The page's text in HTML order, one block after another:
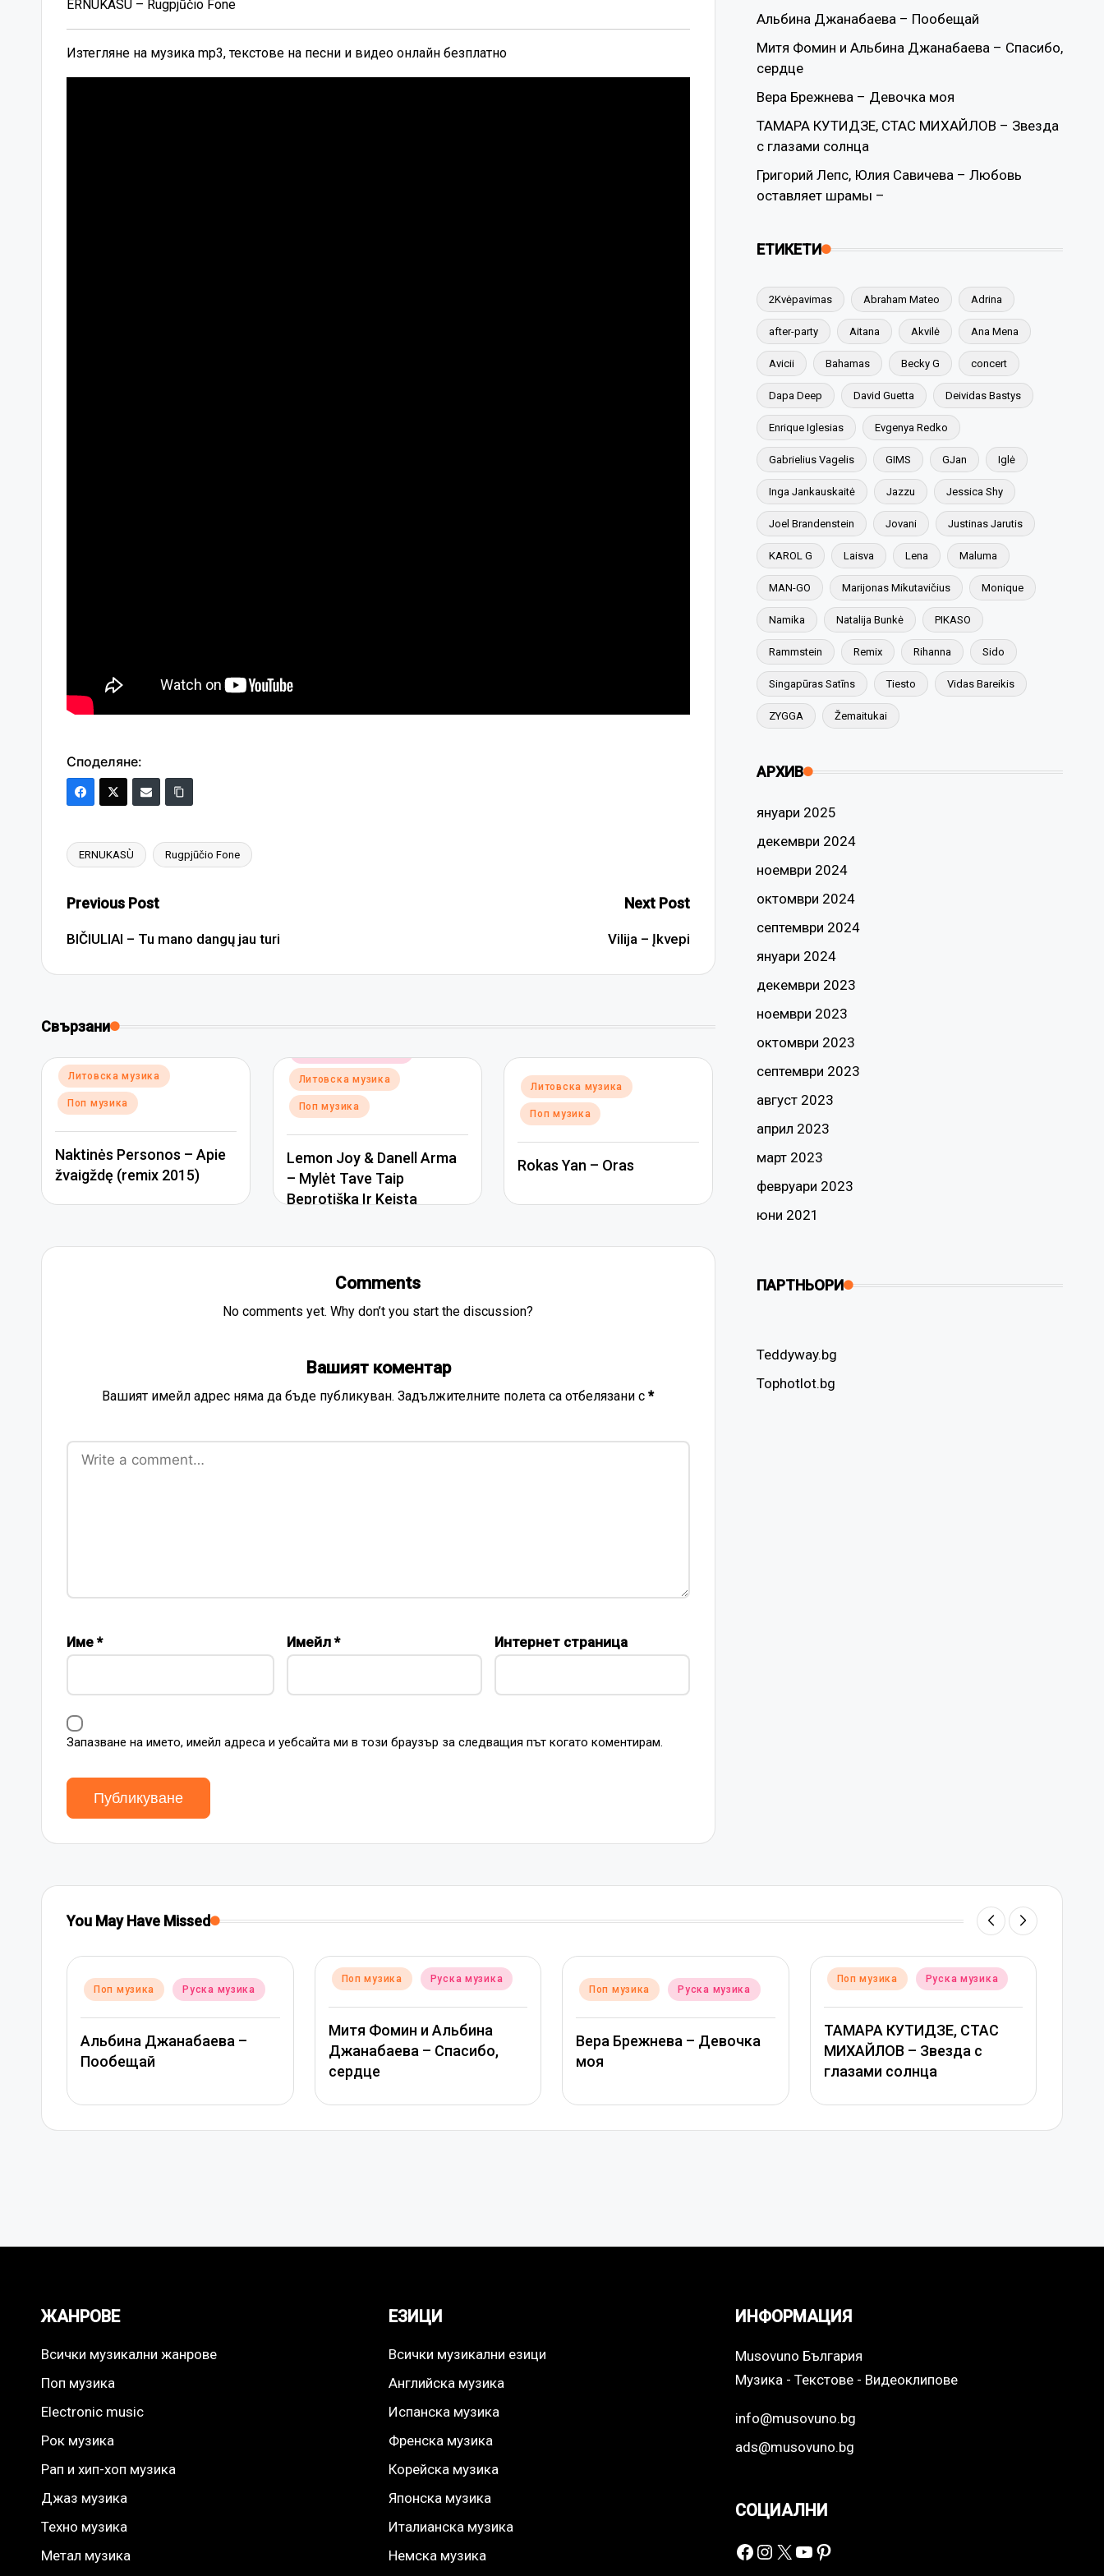
ERNUKASÙ – Rugpjūčio Fone
Изтегляне на музика mp3, текстове на песни и видео онлайн безплатно
Споделяне:
Tags:
ERNUKASÙ Rugpjūčio Fone
Post
navigation
Previous Post
BIČIULIAI – Tu mano dangų jau turi
Next Post
Vilija – Įkvepi
Свързани
Posted
in
Литовска музика
Поп музика
Naktinės Personos – Apie
žvaigždę (remix 2015)
in
Литовска музика
Поп музика
Lemon Joy & Danell Arma
– Mylėt Tave Taip
Beprotiška Ir Keista
Posted
in
Литовска музика
Поп музика
Rokas Yan – Oras
Comments
No comments yet. Why don’t you start the discussion?
Вашият коментар
Вашият имейл адрес няма да бъде публикуван. Задължителните полета са отбелязани с*
Име * Имейл * Интернет страница
Запазване на името, имейл адреса и уебсайта ми в този браузър за следващия път когато коментирам.
Альбина Джанабаева – Пообещай
Митя Фомин и Альбина Джанабаева – Спасибо,
сердце
Вера Брежнева – Девочка моя
ТАМАРА КУТИДЗЕ, СТАС МИХАЙЛОВ – Звезда
с глазами солнца
Григорий Лепс, Юлия Савичева – Любовь
оставляет шрамы –
ЕТИКЕТИ
2Kvėpavimas Abraham Mateo Adrina
after-party Aitana Akvilė Ana Mena
Avicii Bahamas Becky G concert
Dapa Deep David Guetta Deividas Bastys
Enrique Iglesias Evgenya Redko
Gabrielius Vagelis GIMS GJan Iglė
Inga Jankauskaitė Jazzu Jessica Shy
Joel Brandenstein Jovani Justinas Jarutis
KAROL G Laisva Lena Maluma
MAN-GO Marijonas Mikutavičius Monique
Namika Natalija Bunkė PIKASO
Rammstein Remix Rihanna Sido
Singapūras Satīns Tiesto Vidas Bareikis
ZYGGA Žemaitukai
АРХИВ
януари 2025
декември 2024
ноември 2024
октомври 2024
септември 2024
януари 2024
декември 2023
ноември 2023
октомври 2023
септември 2023
август 2023
април 2023
март 2023
февруари 2023
юни 2021
ПАРТНЬОРИ
Teddyway.bg
Tophotlot.bg
You May Have Missed
Posted
in
Поп музика Руска музика
Митя Фомин и Альбина
Джанабаева – Спасибо,
сердце
Posted
in
Поп музика Руска музика
Вера Брежнева – Девочка
моя
Posted
in
Поп музика Руска музика
МИХАЙЛОВ – Звезда с
глазами солнца
Posted
Поп музика Руска музика
Григорий Лепс, Юлия
Савичева – Любовь
оставляет шрамы –
ЖАНРОВЕ
Всички музикални жанрове
Поп музика
Electronic music
Рок музика
Рап и хип-хоп музика
Джаз музика
Техно музика
Метал музика
ЕЗИЦИ
Всички музикални езици
Английска музика
Испанска музика
Френска музика
Корейска музика
Японска музика
Италианска музика
Немска музика
ИНФОРМАЦИЯ
Musovuno България
Музика - Текстове - Видеоклипове
info@musovuno.bg
ads@musovuno.bg
СОЦИАЛНИ
Facebook
Instagram
X YouTube
Pinterest